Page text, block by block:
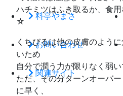
料亭やまさ
お問い合わせ
関連サイト
ハチミツはふき取るか、食
☆
くちびるは他の皮膚のよう
いため
自分で潤う力が限りなく弱い
ただ、その分ターンオーバ
に早く、